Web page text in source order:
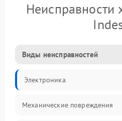
Неисправности
Виды неисправностей
Электроника
Механические повреждения